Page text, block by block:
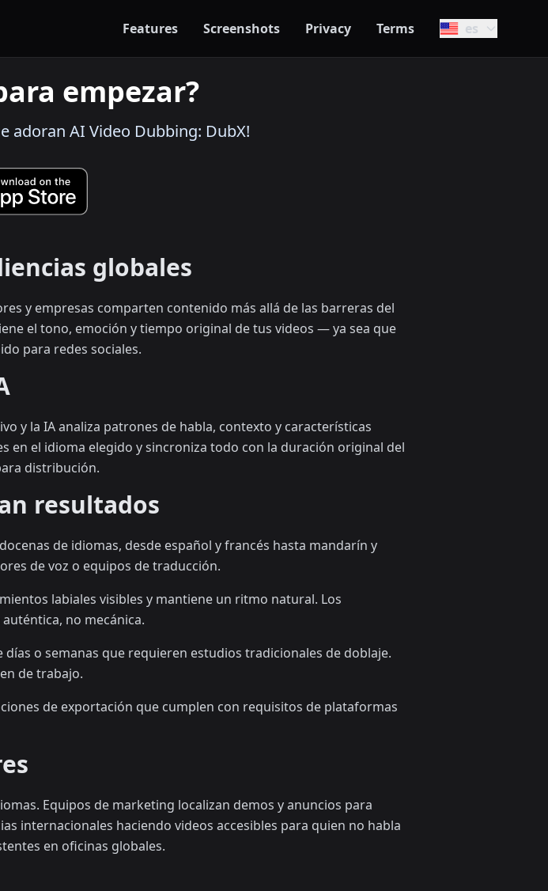
Features Screenshots Privacy Terms es
empezar?
adoran AI Video Dubbing: DubX!
globales
y empresas comparten contenido más allá de las barreras del
el tono, emoción y tiempo original de tus videos — ya sea que
para redes sociales.
y la IA analiza patrones de habla, contexto y características
en el idioma elegido y sincroniza todo con la duración original del
distribución.
resultados
de idiomas, desde español y francés hasta mandarín y
de voz o equipos de traducción.
labiales visibles y mantiene un ritmo natural. Los
no mecánica.
días o semanas que requieren estudios tradicionales de doblaje.
de trabajo.
de exportación que cumplen con requisitos de plataformas
Equipos de marketing localizan demos y anuncios para
internacionales haciendo videos accesibles para quien no habla
en oficinas globales.